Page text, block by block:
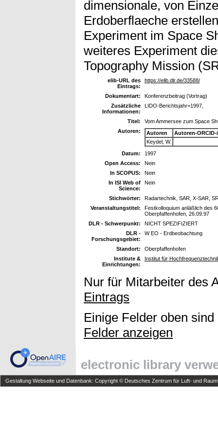
dimensionale, von
Erdoberflaeche
Experiment im Space
weiteres Experiment
Topography Mission
elib-URL des
Eintrags:
https://elib.dlr.de/33588/
Dokumentart:
Konferenzbeitrag (Vortrag)
Zusätzliche
Informationen:
LIDO-Berichtsjahr=1997,
Titel:
Vom Ammersee zum Space
Autoren:
Autoren
Autoren-ORCID-
Keydel, W.
Datum:
1997
Open Access:
Nein
In SCOPUS:
Nein
In ISI Web of
Science:
Nein
Stichwörter:
Radartechnik, SAR, X-SAR,
Veranstaltungstitel:
Festkolloquium anläßlich des
Oberpfaffenhofen, 26.09.97
DLR - Schwerpunkt:
NICHT SPEZIFIZIERT
DLR -
Forschungsgebiet:
W EO - Erdbeobachtung
Standort:
Oberpfaffenhofen
Institute &
Einrichtungen:
Institut für
Nur für Mitarbeiter des
Eintrags
Einige Felder oben
Felder anzeigen
electronic library
Gestaltung Webseite und Datenbank: Copyright © Deutsches Zentrum für Luft- und